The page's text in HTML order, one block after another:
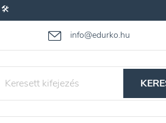
🛠️
info@edurko.hu
Gyakran ismételt kérdések